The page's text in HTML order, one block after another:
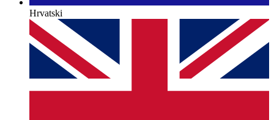
Hrvatski